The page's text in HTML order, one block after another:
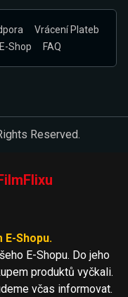
Vrácení Plateb
E-Shop FAQ
Reserved.
E-Shopu.
E-Shopu. Do jeho
produktů vyčkali.
včas informovat.